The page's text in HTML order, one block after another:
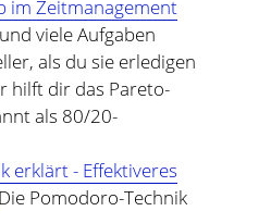
im Zeitmanagement
viele Aufgaben
als du sie erledigen
hilft dir das Pareto-
als 80/20-
erklärt - Effektiveres
Pomodoro-Technik